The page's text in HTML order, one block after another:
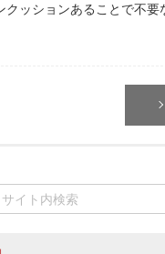
クッションあることで不要